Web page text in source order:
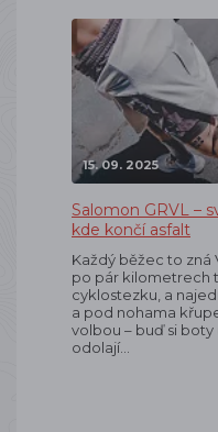
15. 09. 2025
Salomon GRVL –
kde končí asfalt
Každý běžec to zná
po pár kilometrech
cyklostezku, a
a pod nohama
volbou – buď si
odolají…